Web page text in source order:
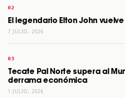
El legendario Elton John
7 JULIO, 2026
Tecate Pal Norte supera al
derrama económica
1 JULIO, 2026